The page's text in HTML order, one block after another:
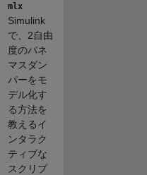
mlx
Simulink
で、2自由
度のバネ
マスダン
パーをモ
デル化す
る方法を
教えるイ
ンタラク
ティブな
スクリプ